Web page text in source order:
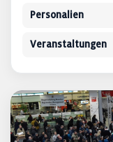
Personalien
Veranstaltungen